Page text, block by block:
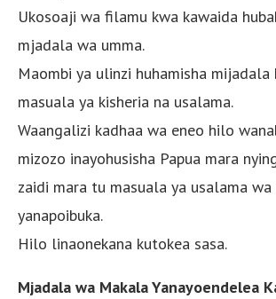
Ukosoaji wa filamu kwa kawaida
mjadala wa umma.
Maombi ya ulinzi huhamisha mijadala
masuala ya kisheria na usalama.
Waangalizi kadhaa wa eneo hilo
mizozo inayohusisha Papua mara
zaidi mara tu masuala ya usalama
yanapoibuka.
Hilo linaonekana kutokea sasa.
Mjadala wa Makala Yanayoendelea